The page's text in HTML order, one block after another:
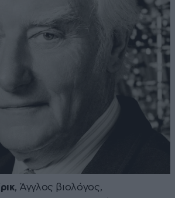
, Άγγλος βιολόγος,